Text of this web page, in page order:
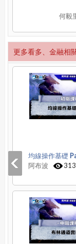
何毅
更多看多、金融相
均線操作基礎
阿布波